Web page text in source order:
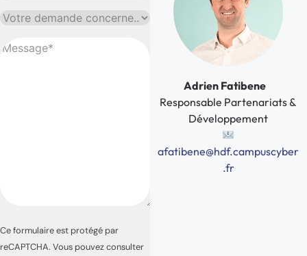
Votre
concerne...
Message(Nécessaire)
CAPTCHA
Ce formulaire est protégé par
reCAPTCHA. Vous pouvez consulter
Adrien Fatibene
Responsable Partenariats &
Développement
afatibene@hdf.campuscyber
.fr